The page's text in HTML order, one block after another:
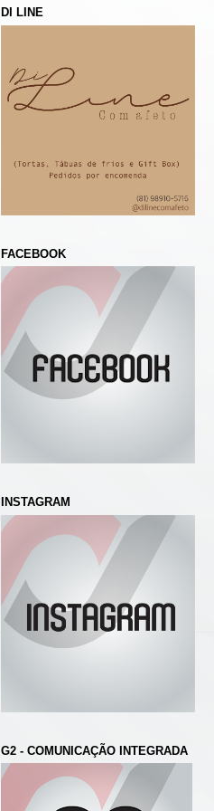
DI LINE
FACEBOOK
INSTAGRAM
G2 - COMUNICAÇÃO INTEGRADA